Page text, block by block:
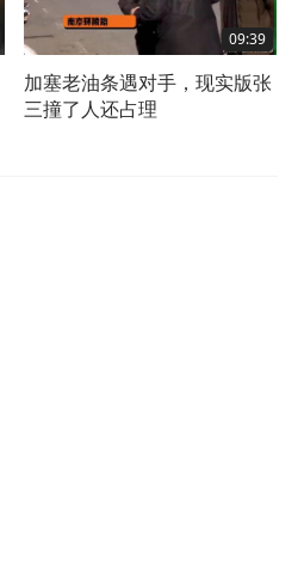
09:39
加塞老油条遇对手，现实版张
三撞了人还占理